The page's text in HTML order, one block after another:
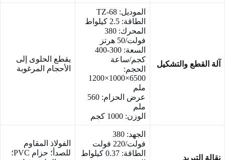
آلة القطع والتشكيل
الموديل: TZ-68
الطاقة: 2.5 كيلواط
المحرك: 380
فولت/50 هرتز
السعة: 300-400
كجم/ساعة
الحجم:
6500×1000×1200
ملم
عرض الحزام: 560
ملم
الوزن: 1000 كجم
يقطع الحلوى إلى
الأحجام المرغوبة
نقالة التبريد
الجهد: 380
فولت/220 فولت
الطاقة: 0.37 كيلواط
الفولاذ المقاوم
للصدأ؛ حزام PVC؛